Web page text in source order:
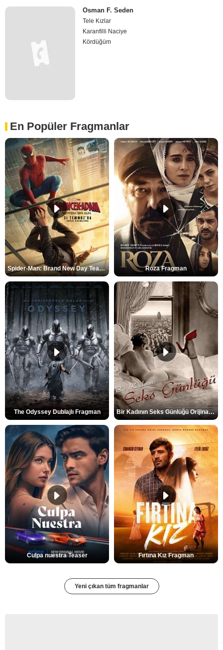
Osman F. Seden
Tele Kızlar
Karanfilli Naciye
Kördüğüm
En Popüler Fragmanlar
Spider-Man: Brand New Day Teaser Roza Fragman
The Odyssey Dublajlı Fragman Bir Kadının Seks Günlüğü Orijinal Fragman
Culpa nuestra Teaser Fırtına Kız Fragman
Yeni çıkan tüm fragmanlar